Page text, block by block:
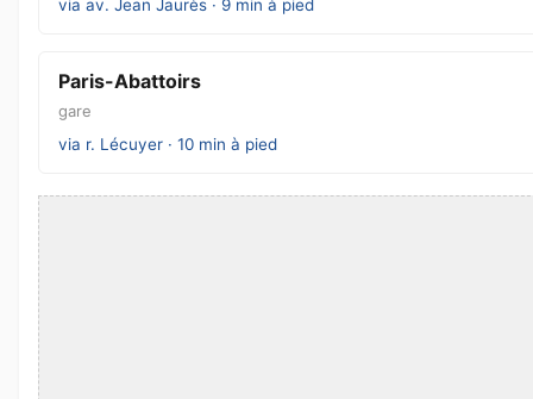
via av. Jean Jaurès · 9 min à pied
Paris-Abattoirs
gare
via r. Lécuyer · 10 min à pied